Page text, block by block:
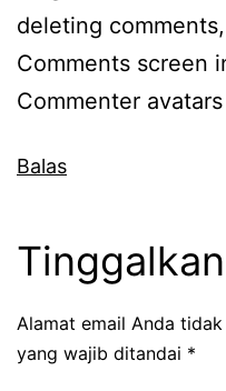
deleting
Comments screen
Commenter
Balas
Alamat email Anda
yang wajib ditandai *